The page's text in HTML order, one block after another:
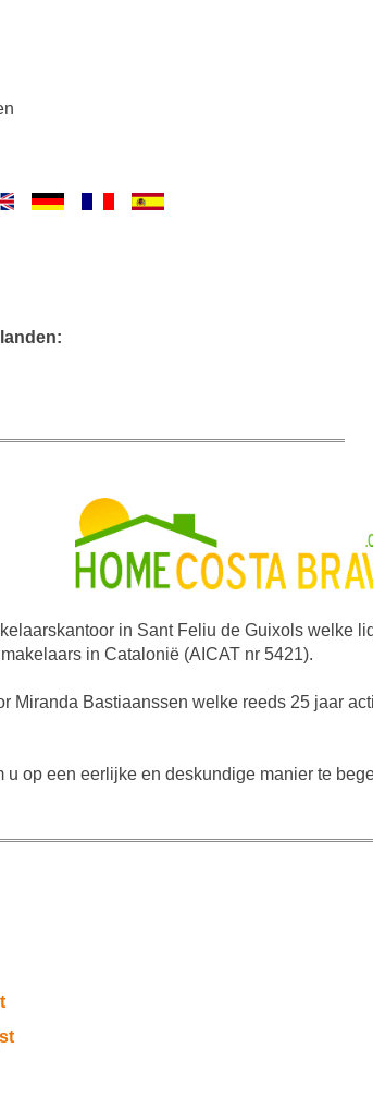
in Sant Feliu de Guixols welke
in Catalonië (AICAT nr 5421).
Miranda Bastiaanssen welke reeds 25 jaar
u op een eerlijke en deskundige manier te